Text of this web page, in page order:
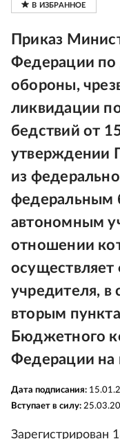
Приказ
Федерации по
обороны,
ликвидации
бедствий от
утверждении
из
автономным
отношении
учредителя, в
вторым
Бюджетного
Федерации на
Дата подписания:
Вступает в силу:
Зарегистрирован